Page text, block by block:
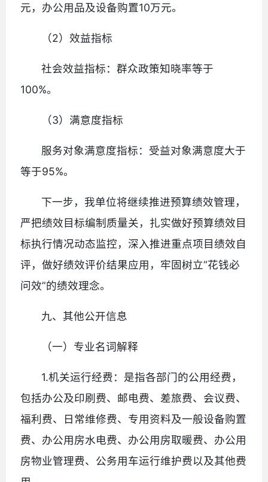
元，办公用品及设备购置10万元。
（2）效益指标
社会效益指标：群众政策知晓率等于
100%。
（3）满意度指标
服务对象满意度指标：受益对象满意度大于
等于95%。
下一步，我单位将继续推进预算绩效管理，
严把绩效目标编制质量关，扎实做好预算绩效目
标执行情况动态监控，深入推进重点项目绩效自
评，做好绩效评价结果应用，牢固树立“花钱必
问效”的绩效理念。
九、其他公开信息
（一）专业名词解释
1.机关运行经费：是指各部门的公用经费，
包括办公及印刷费、邮电费、差旅费、会议费、
福利费、日常维修费、专用资料及一般设备购置
费、办公用房水电费、办公用房取暖费、办公用
房物业管理费、公务用车运行维护费以及其他费